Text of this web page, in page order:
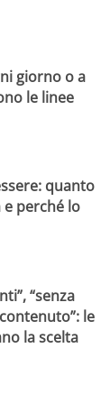
giorno o a
le linee
quanto
perché lo
“senza
le
la scelta